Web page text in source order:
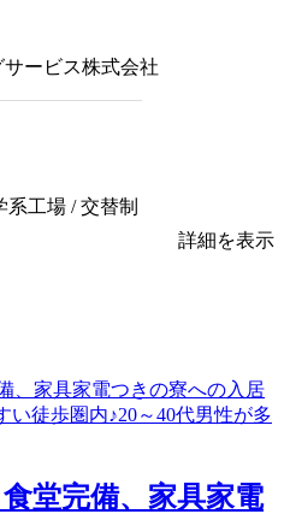
ービス株式会社
工場 / 交替制
詳細を表示
堂完備、家具家電